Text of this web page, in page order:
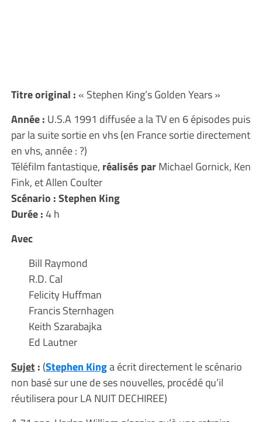
Titre original :« Stephen King’s Golden Years »
Année : U.S.A 1991 diffusée a la TV en 6 épisodes puis
par la suite sortie en vhs (en France sortie directement
en vhs, année : ?)
Téléfilm fantastique, réalisés parMichael Gornick, Ken
Fink, et Allen Coulter
Scénario : Stephen King
Durée :4 h
Avec
Bill Raymond
R.D. Cal
Felicity Huffman
Francis Sternhagen
Keith Szarabajka
Ed Lautner
Sujet : (Stephen Kinga écrit directement le scénario
non basé sur une de ses nouvelles, procédé qu’il
réutilisera pour LA NUIT DECHIREE)